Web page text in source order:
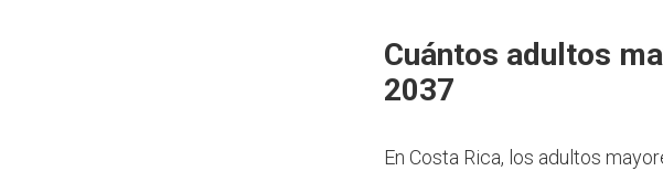
Cuántos adultos
2037
En Costa Rica, los adultos